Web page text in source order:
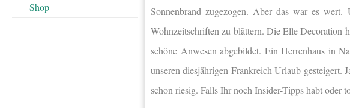
Shop
Sonnenbrand zugezogen. Aber das war es
Wohnzeitschriften zu blättern. Die Elle Decoration
schöne Anwesen abgebildet. Ein Herrenhaus in
unseren diesjährigen Frankreich Urlaub
schon riesig. Falls Ihr noch Insider-Tipps habt oder